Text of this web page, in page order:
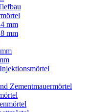
mm
mm
Zementmauermörtel